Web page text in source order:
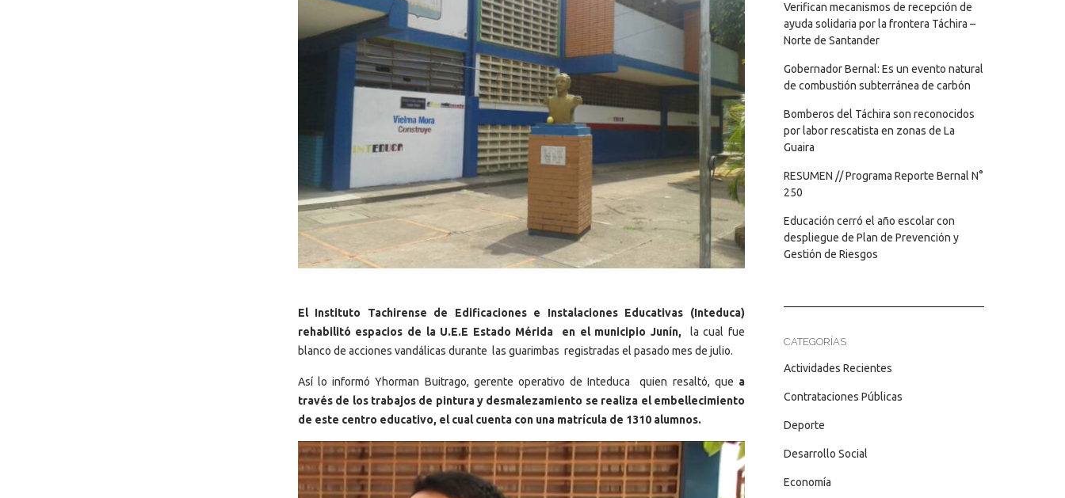
El Instituto Tachirense de Edificaciones e Instalaciones Educativas (Inteduca)
rehabilitó espacios de la U.E.E Estado Mérida en el municipio Junín, la cual fue
blanco de acciones vandálicas durante las guarimbas registradas el pasado mes de julio.
Así lo informó Yhorman Buitrago, gerente operativo de Inteduca quien resaltó, que a
través de los trabajos de pintura y desmalezamiento se realiza el embellecimiento
de este centro educativo, el cual cuenta con una matrícula de 1310 alumnos.
Verifican mecanismos de recepción de
ayuda solidaria por la frontera Táchira –
Norte de Santander
Gobernador Bernal: Es un evento natural
de combustión subterránea de carbón
Bomberos del Táchira son reconocidos
por labor rescatista en zonas de La
Guaira
RESUMEN // Programa Reporte Bernal N°
250
Educación cerró el año escolar con
despliegue de Plan de Prevención y
Gestión de Riesgos
CATEGORÍAS
Actividades Recientes
Contrataciones Públicas
Deporte
Desarrollo Social
Economía